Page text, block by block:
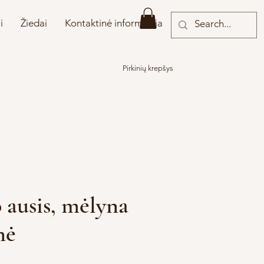
Žiedai Kontaktinė informacija
Pirkinių krepšys
mėlyna